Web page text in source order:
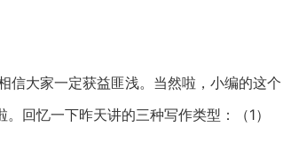
大家一定获益匪浅。当然啦，小编的这个
回忆一下昨天讲的三种写作类型：（1）